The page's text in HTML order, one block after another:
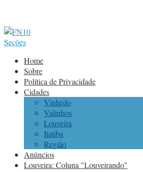
Seções
Home
Sobre
Política de Privacidade
Cidades
Vinhedo
Valinhos
Louveira
Itatiba
Região
Anúncios
Louveira: Coluna "Louveirando"